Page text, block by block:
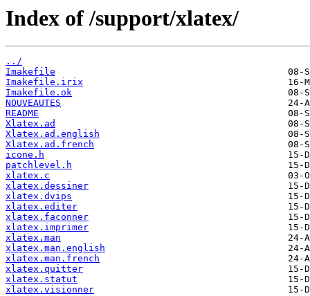
Index of /support/xlatex/
../
Imakefile
Imakefile.irix
Imakefile.ok
NOUVEAUTES
README
Xlatex.ad
Xlatex.ad.english
Xlatex.ad.french
icone.h
patchlevel.h
xlatex.c
xlatex.dessiner
xlatex.dvips
xlatex.editer
xlatex.faconner
xlatex.imprimer
xlatex.man
xlatex.man.english
xlatex.man.french
xlatex.quitter
xlatex.statut
xlatex.visionner